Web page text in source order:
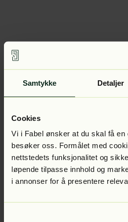
Samtykke Detaljer
Cookies
Vi i Fabel ønsker at du skal få en
besøker oss. Formålet med
nettstedets funksjonalitet og
løpende tilpasse innhold og
i annonser for å presentere